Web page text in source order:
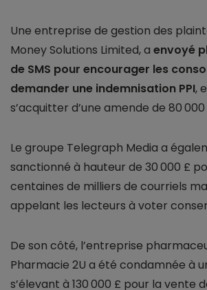
Une entreprise de gestion des
Money Solutions Limited, a envoyé
de SMS pour encourager les
demander une indemnisation PPI,
s’acquitter d’une amende de 80
Le groupe Telegraph Media a
sanctionné à hauteur de 30 000 £
centaines de milliers de courriels
appelant les lecteurs à voter
De son côté, l’entreprise
Pharmacie 2U a été condamnée à
s’élevant à 130 000 £ pour la vente